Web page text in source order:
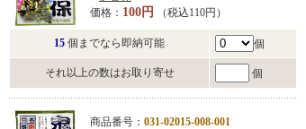
価格： 100円 （税込110円）
15 個までなら即納可能 個
それ以上の数はお取り寄せ 個
商品番号： 031-02015-008-001